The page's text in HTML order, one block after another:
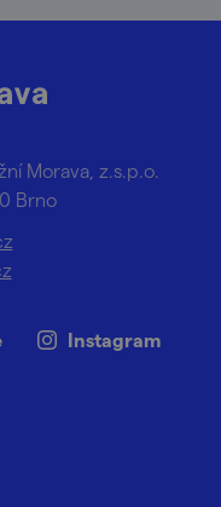
Morava, z.s.p.o.
Brno
Instagram